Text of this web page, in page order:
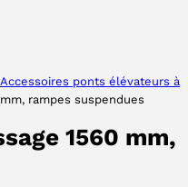
Accessoires ponts élévateurs à
rampes suspendues
1560 mm,
ACCEPTER